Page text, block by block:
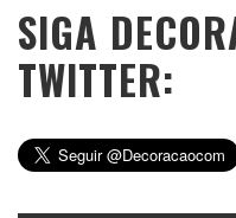
SIGA
TWITTER: